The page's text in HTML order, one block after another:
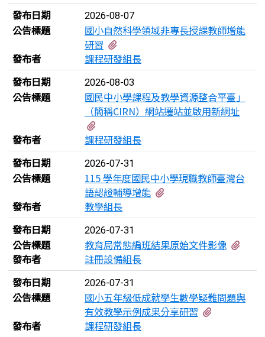
發布日期
2026-08-07
公告標題
國小自然科學領域非專長授課教師增能
研習
發布者
課程研發組長
發布日期
2026-08-03
公告標題
國民中小學課程及教學資源整合平臺」
（簡稱CIRN）網站遷站並啟用新網址
發布者
課程研發組長
發布日期
2026-07-31
公告標題
115 學年度國民中小學現職教師臺灣台
語認證輔導增能
發布者
教學組長
發布日期
2026-07-31
公告標題 教育局常態編班結果原始文件影像
發布者
註冊設備組長
發布日期
2026-07-31
公告標題
國小五年級低成就學生數學疑難問題與
有效教學示例成果分享研習
發布者
課程研發組長